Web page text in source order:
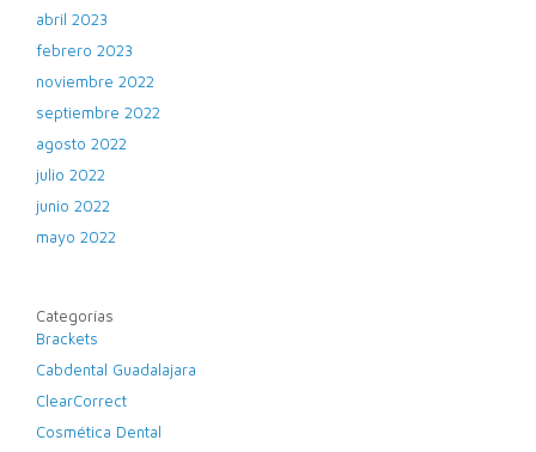
abril 2023
febrero 2023
noviembre 2022
septiembre 2022
agosto 2022
julio 2022
junio 2022
mayo 2022
Categorías
Brackets
Cabdental Guadalajara
ClearCorrect
Cosmética Dental